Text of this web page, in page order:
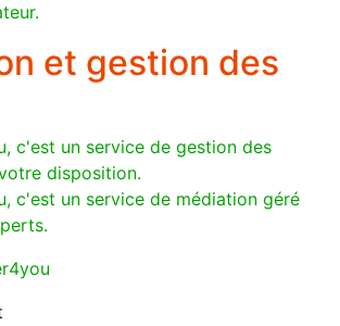
et gestion des
c'est un service de gestion des
disposition.
c'est un service de médiation géré